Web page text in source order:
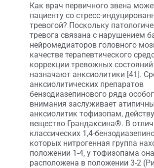
Как врач первичного звена
пациенту со стресс-
тревогой? Поскольку
тревога связана с нарушением
нейромедиаторов головного
качестве терапевтического
коррекции тревожных состояний
назначают анксиолитики [41].
анксиолитических препаратов
бензодиазепинового ряда
внимания заслуживает
анксиолитик тофизопам,
вещество Грандаксина®. В
классических 1,4-
которых нитрогенная группа
положении 1-4, у тофизопама она
расположена в положении 3-2